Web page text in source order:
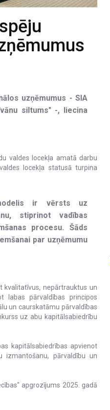
uzņēmumus - SIA
siltums" -, liecina
valdes locekļa amatā darbu
locekļa statusā turpina
ir vērsts uz
stiprinot vadības
procesu. Šāds
par uzņēmumu
kvalitatīvus, nepārtrauktus un
labas pārvaldības principos
un caurskatāmu pārvaldības
uz abu kapitālsabiedrību
kapitālsabiedrības apvienot
izmantošanu, pārvaldību un
apgrozījums 2025. gadā